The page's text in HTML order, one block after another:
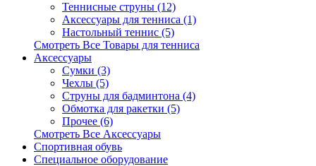
Теннисные струны (12)
Аксессуары для тенниса (1)
Настольный теннис (5)
Смотреть Все Товары для тенниса
Аксессуары
Сумки (3)
Чехлы (5)
Струны для бадминтона (4)
Обмотка для ракетки (5)
Прочее (6)
Смотреть Все Аксессуары
Спортивная обувь
Специальное оборудование